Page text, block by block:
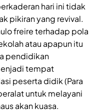
hari ini tidak
pikiran yang revival.
freire terhadap pola
atau apapun itu
pendidikan
tempat
peserta didik (Para
untuk melayani
akan kuasa.